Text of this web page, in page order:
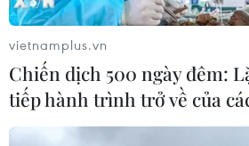
vietnamplus.vn
Chiến dịch 500 ngày đêm:
tiếp hành trình trở về của